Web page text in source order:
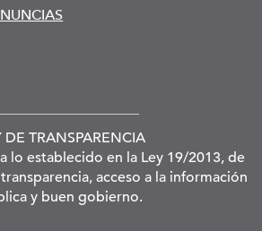
DE TRANSPARENCIA
lo establecido en la Ley 19/2013, de
acceso a la información
y buen gobierno.